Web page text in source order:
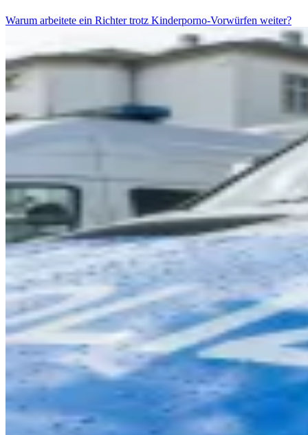
Warum arbeitete ein Richter trotz Kinderporno-Vorwürfen weiter?